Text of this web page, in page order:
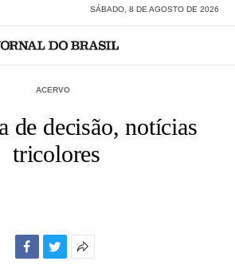
SÁBADO, 8 DE AGOSTO DE 2026
ACERVO
de decisão, notícias
tricolores